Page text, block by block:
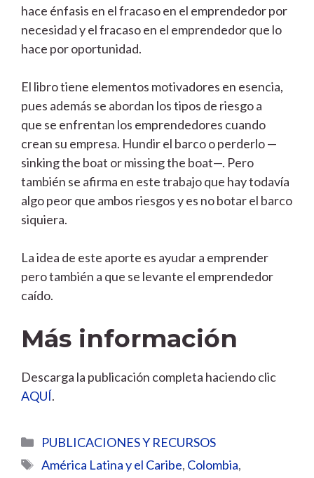
hace énfasis en el fracaso en el emprendedor por
necesidad y el fracaso en el emprendedor que lo
hace por oportunidad.
El libro tiene elementos motivadores en esencia,
pues además se abordan los tipos de riesgo a
que se enfrentan los emprendedores cuando
crean su empresa. Hundir el barco o perderlo —
sinking the boat or missing the boat—. Pero
también se afirma en este trabajo que hay todavía
algo peor que ambos riesgos y es no botar el barco
siquiera.
La idea de este aporte es ayudar a emprender
pero también a que se levante el emprendedor
caído.
Más información
Descarga la publicación completa haciendo clic
AQUÍ.
Categorías
PUBLICACIONES Y RECURSOS
Etiquetas
América Latina y el Caribe, Colombia,